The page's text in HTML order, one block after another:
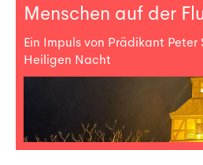
Menschen auf der
Ein Impuls von Prädikant Peter
Heiligen Nacht